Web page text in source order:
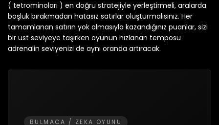
( tetrominoları ) en doğru stratejiyle yerleştirmeli, aralarda
boşluk bırakmadan hatasız satırlar oluşturmalısınız. Her
tamamlanan satırın yok olmasıyla kazandığınız puanlar, sizi
bir üst seviyeye taşırken oyunun hızlanan temposu
adrenalin seviyenizi de aynı oranda artıracak.
BULMACA / ZEKA OYUNU